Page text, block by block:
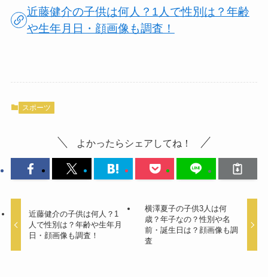
近藤健介の子供は何人？1人で性別は？年齢
や生年月日・顔画像も調査！
スポーツ
よかったらシェアしてね！
近藤健介の子供は何人？1
人で性別は？年齢や生年月
日・顔画像も調査！
横澤夏子の子供3人は何
歳？年子なの？性別や名
前・誕生日は？顔画像も調
査